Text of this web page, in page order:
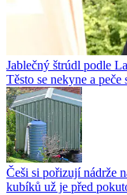
Jablečný štrúdl podle
Těsto se nekyne a peče
Češi si pořizují nádrže
kubíků už je před